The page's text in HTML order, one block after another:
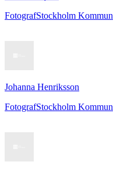
FotografStockholm Kommun
Johanna Henriksson
FotografStockholm Kommun